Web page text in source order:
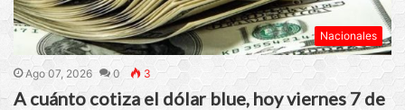
Nacionales
Ago 07, 2026 0 3
A cuánto cotiza el dólar blue, hoy viernes 7 de